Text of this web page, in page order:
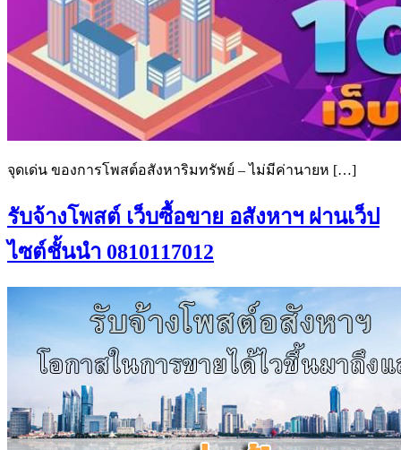
จุดเด่น ของการโพสต์อสังหาริมทรัพย์ – ไม่มีค่านายห […]
รับจ้างโพสต์ เว็บซื้อขาย อสังหาฯ ผ่านเว็ป
ไซต์ชั้นนำ 0810117012